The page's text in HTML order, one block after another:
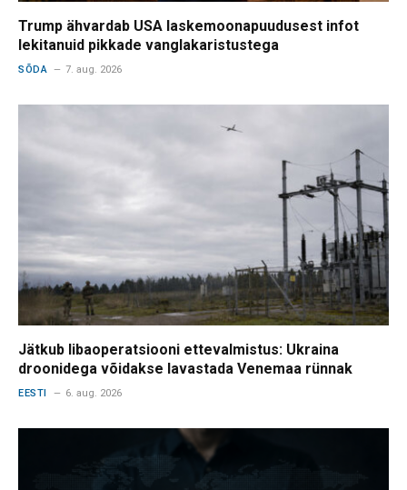
Trump ähvardab USA laskemoonapuudusest infot
lekitanuid pikkade vanglakaristustega
SÕDA 7. aug. 2026
Jätkub libaoperatsiooni ettevalmistus: Ukraina
droonidega võidakse lavastada Venemaa rünnak
EESTI 6. aug. 2026